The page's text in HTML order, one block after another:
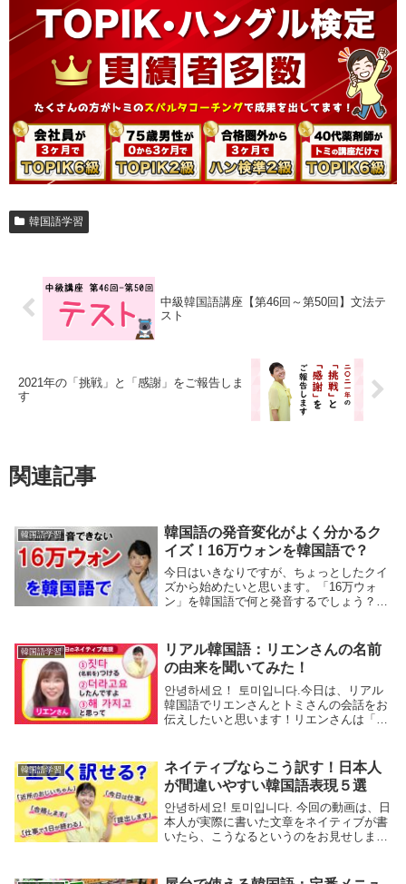
韓国語学習
中級韓国語講座【第46回～第50回】文法テ
スト
2021年の「挑戦」と「感謝」をご報告しま
す
関連記事
韓国語学習
韓国語の発音変化がよく分かるク
イズ！16万ウォンを韓国語で？
今日はいきなりですが、ちょっとしたクイ
ズから始めたいと思います。「16万ウォ
ン」を韓国語で何と発音するでしょう？と
が、実はこの「16万ウォン」、韓国語の発
音を理解するうえでも、ものすごく奥が深
い単語なんです。
韓国語学習
リアル韓国語：リエンさんの名前
の由来を聞いてみた！
안녕하세요！ 토미입니다.今日は、リアル
韓国語でリエンさんとトミさんの会話をお
伝えしたいと思います！リエンさんは「リ
しい韓国語の講座を配信しています。私も
本当にリエ...
韓国語学習
ネイティブならこう訳す！日本人
が間違いやすい韓国語表現５選
안녕하세요! 토미입니다. 今回の動画は、日
本人が実際に書いた文章をネイティブが書
いたら、こうなるというのをお見せしま
を韓国語に作文できるくらいの方々になり